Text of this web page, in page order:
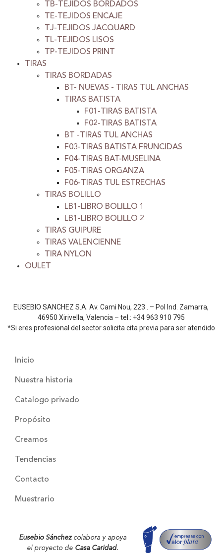
TB-TEJIDOS BORDADOS
TE-TEJIDOS ENCAJE
TJ-TEJIDOS JACQUARD
TL-TEJIDOS LISOS
TP-TEJIDOS PRINT
TIRAS
TIRAS BORDADAS
BT- NUEVAS - TIRAS TUL ANCHAS
TIRAS BATISTA
F01-TIRAS BATISTA
F02-TIRAS BATISTA
BT -TIRAS TUL ANCHAS
F03-TIRAS BATISTA FRUNCIDAS
F04-TIRAS BAT-MUSELINA
F05-TIRAS ORGANZA
F06-TIRAS TUL ESTRECHAS
TIRAS BOLILLO
LB1-LIBRO BOLILLO 1
LB1-LIBRO BOLILLO 2
TIRAS GUIPURE
TIRAS VALENCIENNE
TIRA NYLON
OULET
EUSEBIO SANCHEZ S.A. Av. Cami Nou, 223 . – Pol Ind. Zamarra,
46950 Xirivella, Valencia – tel.: +34 963 910 795
*Si eres profesional del sector solicita cita previa para ser atendido
Inicio
Nuestra historia
Catalogo privado
Propósito
Creamos
Tendencias
Contacto
Muestrario
Eusebio Sánchezcolabora y apoya
el proyecto de Casa Caridad.